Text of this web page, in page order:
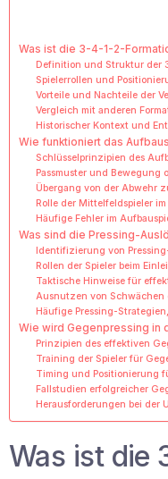
Was ist die 3-4-1-2-
Definition und Struktur der
Spielerrollen und
Vorteile und Nachteile der
Vergleich mit anderen
Historischer Kontext und
Wie funktioniert das
Schlüsselprinzipien des
Passmuster und Bewegung
Übergang von der Abwehr
Rolle der Mittelfeldspieler
Häufige Fehler im
Was sind die Pressing-
Identifizierung von
Rollen der Spieler beim
Taktische Hinweise für
Ausnutzen von Schwächen
Häufige Pressing-
Wie wird Gegenpressing in
Prinzipien des effektiven
Training der Spieler für
Timing und Positionierung
Fallstudien erfolgreicher
Herausforderungen bei der
Was ist die